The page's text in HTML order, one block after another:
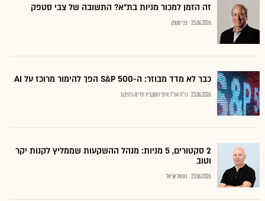
זה הזמן למכור מניות בת"א? התשובה של צבי סטפק
25.06.2026 צבי סטפק
כבר לא מדד מבוזר: ה-S&P 500 הפך להימור מרוכז על AI
23.06.2026 רו"ח ועו"ד איתי רושקביץ ודרינה רזניקוב
2 סקטורים, 5 מניות: מנהל ההשקעות שממליץ לקנות יקר
וטוב
23.06.2026 נתנאל אריאל